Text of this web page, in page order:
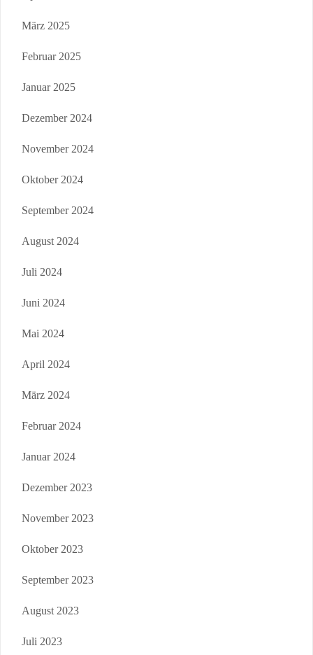
März 2025
Februar 2025
Januar 2025
Dezember 2024
November 2024
Oktober 2024
September 2024
August 2024
Juli 2024
Juni 2024
Mai 2024
April 2024
März 2024
Februar 2024
Januar 2024
Dezember 2023
November 2023
Oktober 2023
September 2023
August 2023
Juli 2023